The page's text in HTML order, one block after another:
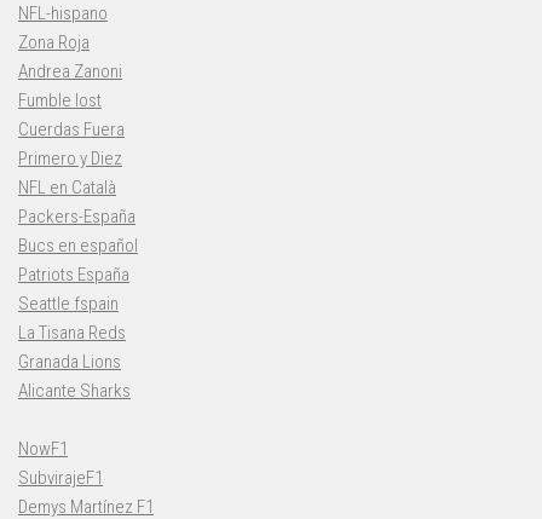
NFL-hispano
Zona Roja
Andrea Zanoni
Fumble lost
Cuerdas Fuera
Primero y Diez
NFL en Català
Packers-España
Bucs en español
Patriots España
Seattle fspain
La Tisana Reds
Granada Lions
Alicante Sharks
NowF1
SubvirajeF1
Demys Martínez F1